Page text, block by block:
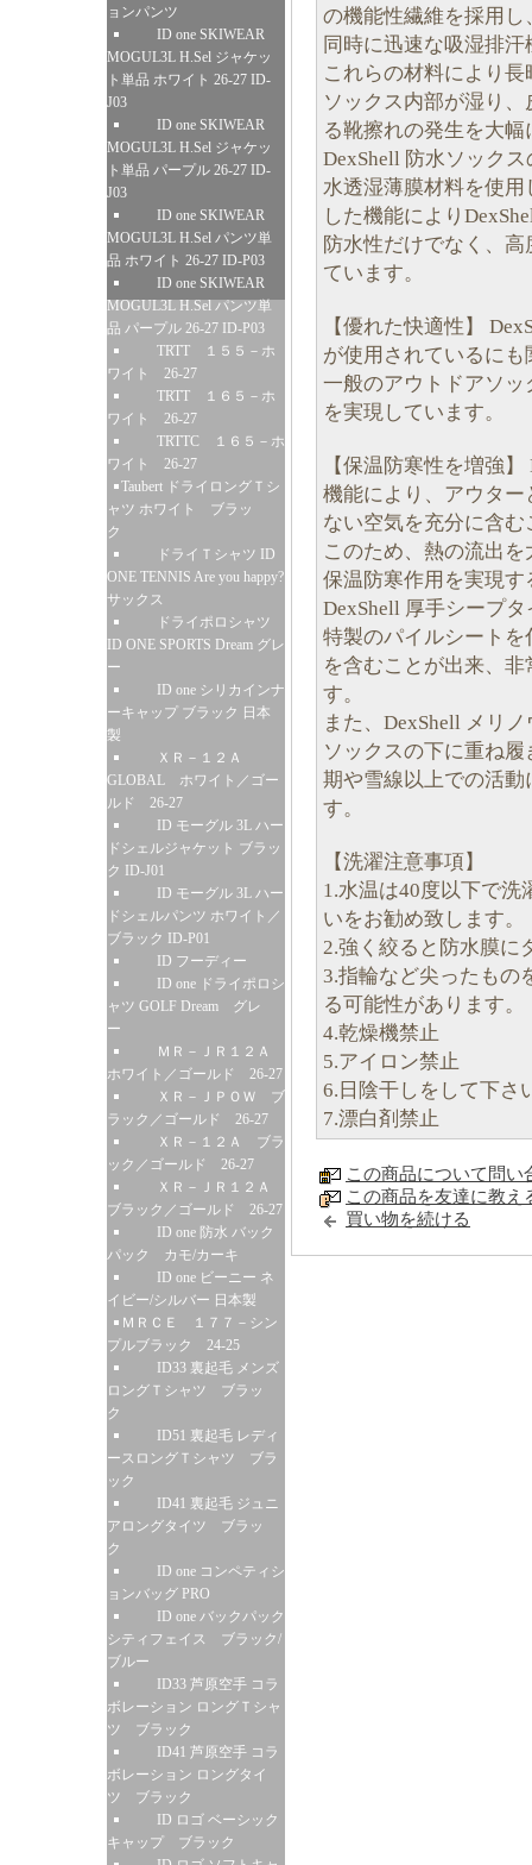
ョンパンツ
ID one SKIWEAR
MOGUL3L H.Sel ジャケッ
ト単品 ホワイト 26-27 ID-
J03
ID one SKIWEAR
MOGUL3L H.Sel ジャケッ
ト単品 パープル 26-27 ID-
J03
ID one SKIWEAR
MOGUL3L H.Sel パンツ単
品 ホワイト 26-27 ID-P03
ID one SKIWEAR
MOGUL3L H.Sel パンツ単
品 パープル 26-27 ID-P03
TRTT １５５－ホ
ワイト 26-27
TRTT １６５－ホ
ワイト 26-27
TRTTC １６５－ホ
ワイト 26-27
Taubert ドライロングＴシ
ャツ ホワイト ブラッ
ク
ドライＴシャツ ID
ONE TENNIS Are you happy?
サックス
ドライポロシャツ
ID ONE SPORTS Dream グレ
ー
ID one シリカインナ
ーキャップ ブラック 日本
製
ＸＲ－１２Ａ
GLOBAL ホワイト／ゴー
ルド 26-27
ID モーグル 3L ハー
ドシェルジャケット ブラッ
ク ID-J01
ID モーグル 3L ハー
ドシェルパンツ ホワイト／
ブラック ID-P01
ID フーディー
ID one ドライポロシ
ャツ GOLF Dream グレ
ー
ＭＲ－ＪＲ１２Ａ
ホワイト／ゴールド 26-27
ＸＲ－ＪＰＯＷ ブ
ラック／ゴールド 26-27
ＸＲ－１２Ａ ブラ
ック／ゴールド 26-27
ＸＲ－ＪＲ１２Ａ
ブラック／ゴールド 26-27
ID one 防水 バック
パック カモ/カーキ
ID one ビーニー ネ
イビー/シルバー 日本製
ＭＲＣＥ １７７－シン
プルブラック 24-25
ID33 裏起毛 メンズ
ロングＴシャツ ブラッ
ク
ID51 裏起毛 レディ
ースロングＴシャツ ブラ
ック
ID41 裏起毛 ジュニ
アロングタイツ ブラッ
ク
ID one コンペティシ
ョンバッグ PRO
ID one バックパック
シティフェイス ブラック/
ブルー
ID33 芦原空手 コラ
ボレーション ロングＴシャ
ツ ブラック
ID41 芦原空手 コラ
ボレーション ロングタイ
ツ ブラック
ID ロゴ ベーシック
キャップ ブラック
の機能性繊維を採用
同時に迅速な吸湿排
これらの材料により
ソックス内部が湿り
る靴擦れの発生を大
DexShell 防水ソック
水透湿薄膜材料を使
した機能により
防水性だけでなく、
ています。
【優れた快適性】
が使用されているに
一般のアウトドアソ
を実現しています。
【保温防寒性を増強
機能により、アウタ
ない空気を充分に含
このため、熱の流出
保温防寒作用を実現
DexShell 厚手シープ
特製のパイルシート
を含むことが出来、
す。
また、DexShell メリ
ソックスの下に重ね
期や雪線以上での活
す。
【洗濯注意事項】
1.水温は40度以下で
いをお勧め致します。
2.強く絞ると防水膜に
3.指輪など尖ったもの
る可能性があります。
4.乾燥機禁止
5.アイロン禁止
6.日陰干しをして下さ
7.漂白剤禁止
この商品について問い
この商品を友達に教え
買い物を続ける